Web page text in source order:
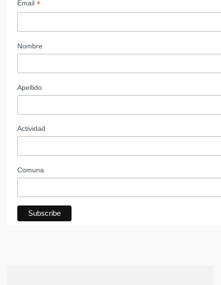
Email *
Nombre
Apellido
Actividad
Comuna